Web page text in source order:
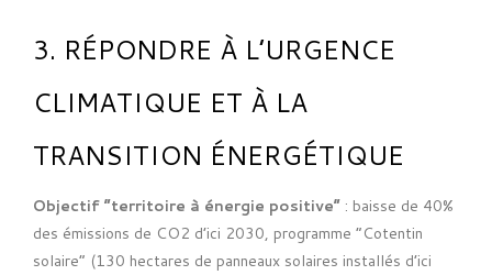
3. RÉPONDRE À L’URGENCE
CLIMATIQUE ET À LA
TRANSITION ÉNERGÉTIQUE
Objectif “territoire à énergie positive” : baisse de 40%
des émissions de CO2 d’ici 2030, programme “Cotentin
solaire” (130 hectares de panneaux solaires installés d’ici